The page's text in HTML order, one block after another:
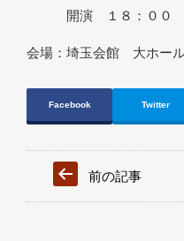
開演 １８：００
会場：埼玉会館 大ホー
Facebook Twitter
前の記事